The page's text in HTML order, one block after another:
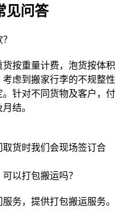
见问答
按重量计费，泡货按体积
虑到搬家行李的不规整性
针对不同货物及客户，付
结。
货时我们会现场签订合
以打包搬运吗？
务，提供打包搬运服务。